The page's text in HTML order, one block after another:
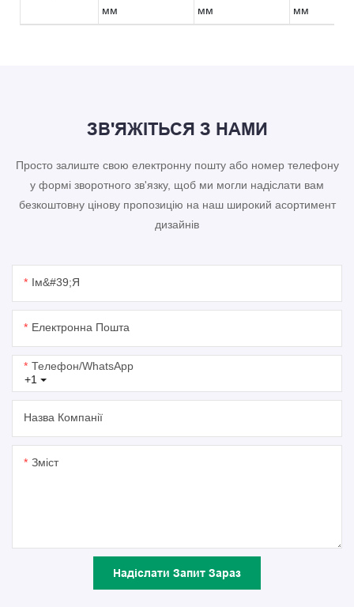
мм
мм
мм
ЗВ'ЯЖІТЬСЯ З НАМИ
Просто залиште свою електронну пошту або номер телефону
у формі зворотного зв'язку, щоб ми могли надіслати вам
безкоштовну цінову пропозицію на наш широкий асортимент
дизайнів
Ім&#39;я
Електронна Пошта
+1
Телефон/WhatsApp
Назва Компанії
Зміст
Надіслати Запит Зараз